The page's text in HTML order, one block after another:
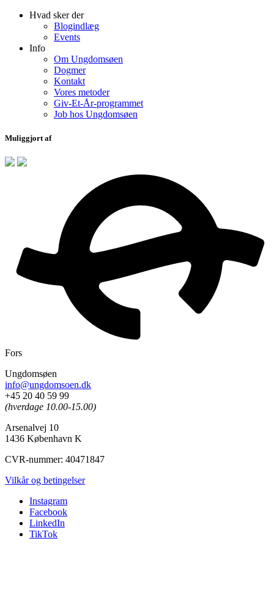
Hvad sker der
Blogindlæg
Events
Info
Om Ungdomsøen
Dogmer
Kontakt
Vores metoder
Giv-Et-År-programmet
Job hos Ungdomsøen
Muliggjort af
Fors
Ungdomsøen
info@ungdomsoen.dk
+45 20 40 59 99
(hverdage 10.00-15.00)
Arsenalvej 10
1436 København K
CVR-nummer: 40471847
Vilkår og betingelser
Instagram
Facebook
LinkedIn
TikTok